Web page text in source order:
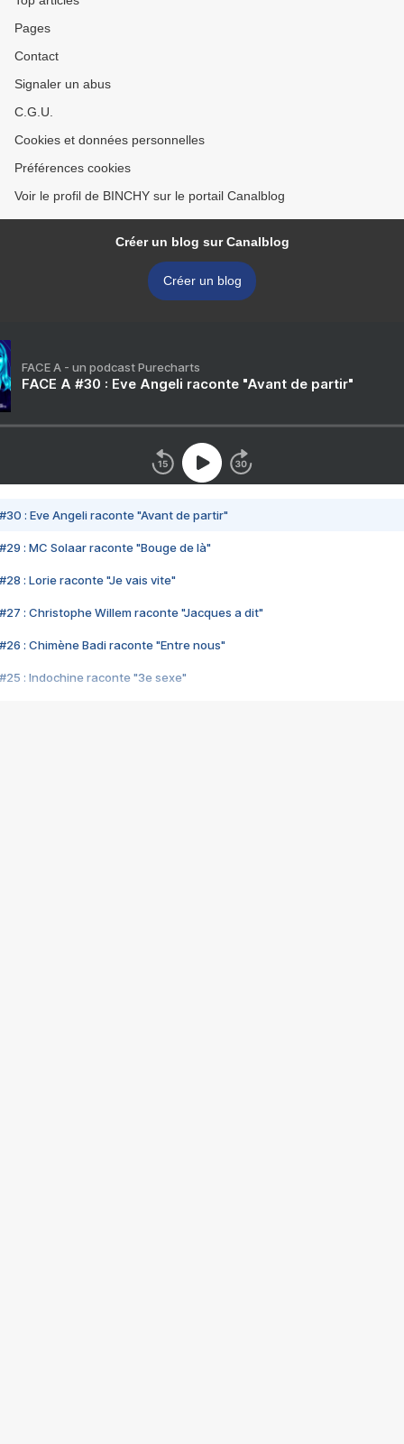
Pages
Contact
Signaler un abus
C.G.U.
Cookies et données personnelles
Préférences cookies
Voir le profil de BINCHY sur le portail Canalblog
Créer un blog sur Canalblog
Créer un blog
FACE A - un podcast Purecharts
FACE A #30 : Eve Angeli raconte "Avant de partir"
#30 : Eve Angeli raconte "Avant de partir"
#29 : MC Solaar raconte "Bouge de là"
#28 : Lorie raconte "Je vais vite"
#27 : Christophe Willem raconte "Jacques a dit"
#26 : Chimène Badi raconte "Entre nous"
#25 : Indochine raconte "3e sexe"